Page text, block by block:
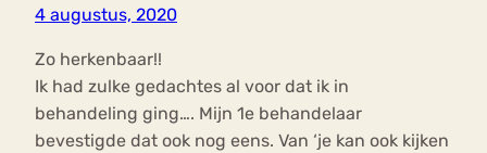
4 augustus, 2020
Zo herkenbaar!!
Ik had zulke gedachtes al voor dat ik in
behandeling ging…. Mijn 1e behandelaar
bevestigde dat ook nog eens. Van ‘je kan ook kijken